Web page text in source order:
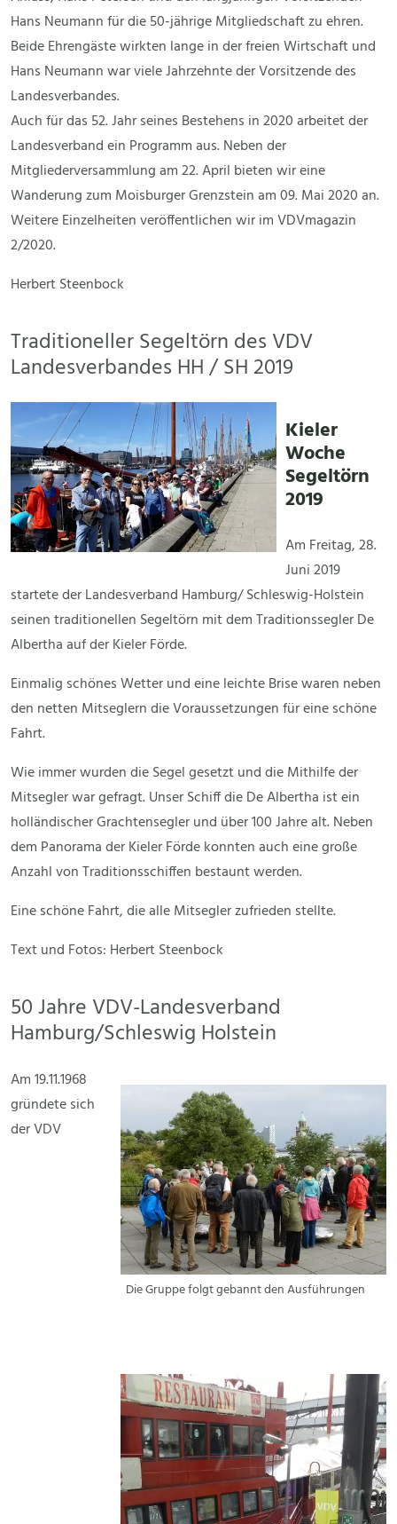
Hans Neumann für die 50-jährige Mitgliedschaft zu ehren.
Beide Ehrengäste wirkten lange in der freien Wirtschaft und
Hans Neumann war viele Jahrzehnte der Vorsitzende des
Landesverbandes.
Auch für das 52. Jahr seines Bestehens in 2020 arbeitet der
Landesverband ein Programm aus. Neben der
Mitgliederversammlung am 22. April bieten wir eine
Wanderung zum Moisburger Grenzstein am 09. Mai 2020 an.
Weitere Einzelheiten veröffentlichen wir im VDVmagazin
2/2020.
Herbert Steenbock
Traditioneller Segeltörn des VDV
Landesverbandes HH / SH 2019
Kieler
Woche
Segeltörn
2019
Am Freitag, 28.
Juni 2019
startete der Landesverband Hamburg/ Schleswig-Holstein
seinen traditionellen Segeltörn mit dem Traditionssegler De
Albertha auf der Kieler Förde.
Einmalig schönes Wetter und eine leichte Brise waren neben
den netten Mitseglern die Voraussetzungen für eine schöne
Fahrt.
Wie immer wurden die Segel gesetzt und die Mithilfe der
Mitsegler war gefragt. Unser Schiff die De Albertha ist ein
holländischer Grachtensegler und über 100 Jahre alt. Neben
dem Panorama der Kieler Förde konnten auch eine große
Anzahl von Traditionsschiffen bestaunt werden.
Eine schöne Fahrt, die alle Mitsegler zufrieden stellte.
Text und Fotos: Herbert Steenbock
50 Jahre VDV-Landesverband
Hamburg/Schleswig Holstein
Die Gruppe folgt gebannt den Ausführungen
Am 19.11.1968
gründete sich
der VDV